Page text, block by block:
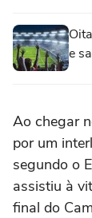
e
Ao chegar
por um
segundo o
assistiu à
final do